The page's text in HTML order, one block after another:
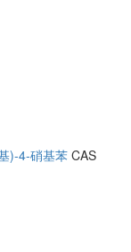
)-4-硝基苯 CAS